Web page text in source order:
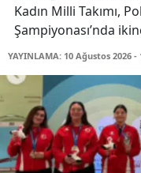
Kadın Milli Takımı,
Şampiyonası’nda
YAYINLAMA: 10 Ağustos 2026 -